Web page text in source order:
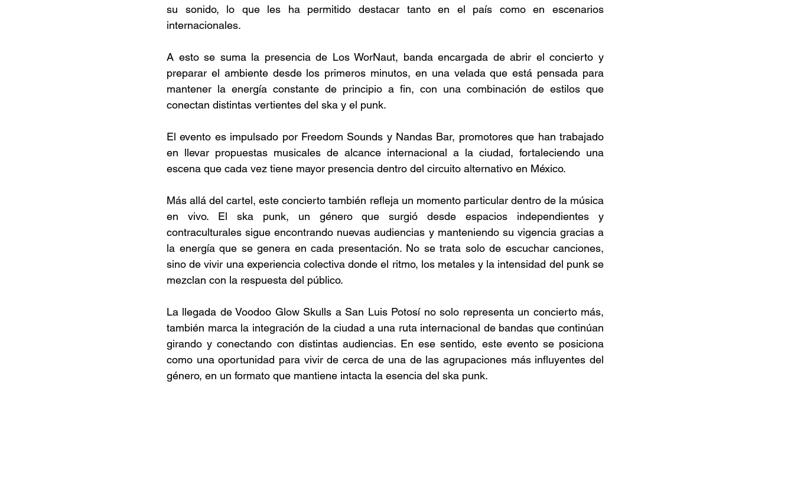
su sonido, lo que les ha permitido destacar tanto en el país como en escenarios
internacionales.
A esto se suma la presencia de Los WorNaut, banda encargada de abrir el concierto y
preparar el ambiente desde los primeros minutos, en una velada que está pensada para
mantener la energía constante de principio a fin, con una combinación de estilos que
conectan distintas vertientes del ska y el punk.
El evento es impulsado por Freedom Sounds y Nandas Bar, promotores que han trabajado
en llevar propuestas musicales de alcance internacional a la ciudad, fortaleciendo una
escena que cada vez tiene mayor presencia dentro del circuito alternativo en México.
Más allá del cartel, este concierto también refleja un momento particular dentro de la música
en vivo. El ska punk, un género que surgió desde espacios independientes y
contraculturales sigue encontrando nuevas audiencias y manteniendo su vigencia gracias a
la energía que se genera en cada presentación. No se trata solo de escuchar canciones,
sino de vivir una experiencia colectiva donde el ritmo, los metales y la intensidad del punk se
mezclan con la respuesta del público.
La llegada de Voodoo Glow Skulls a San Luis Potosí no solo representa un concierto más,
también marca la integración de la ciudad a una ruta internacional de bandas que continúan
girando y conectando con distintas audiencias. En ese sentido, este evento se posiciona
como una oportunidad para vivir de cerca de una de las agrupaciones más influyentes del
género, en un formato que mantiene intacta la esencia del ska punk.